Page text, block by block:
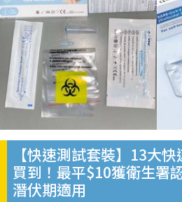
【快速測試套裝】13大
買到！最平$10獲衛生署
潛伏期適用